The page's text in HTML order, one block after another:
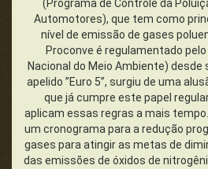
(Programa de Controle da
Automotores), que tem como
nível de emissão de gases
Proconve é regulamentado pelo
Nacional do Meio Ambiente) desde
apelido ”Euro 5”, surgiu de uma
que já cumpre este papel
aplicam essas regras a mais
um cronograma para a redução
gases para atingir as metas de
das emissões de óxidos de